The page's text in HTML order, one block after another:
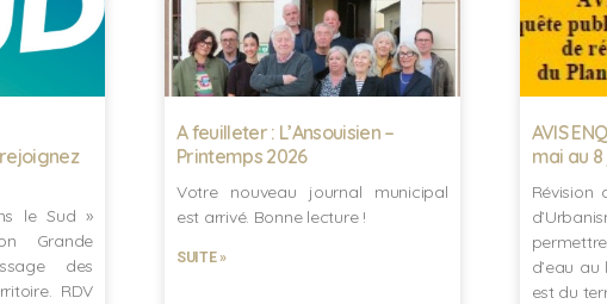
rejoignez
le Sud »
Grande
des
RDV
A feuilleter : L’Ansouisien –
Printemps 2026
Votre nouveau journal municipal
est arrivé. Bonne lecture !
SUITE »
AVIS
mai au 8
Révision
d’eau
est du